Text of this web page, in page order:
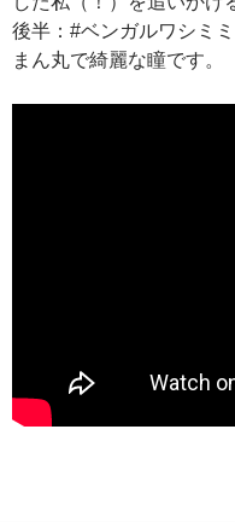
後半：#ベンガルワシミ
まん丸で綺麗な瞳です。